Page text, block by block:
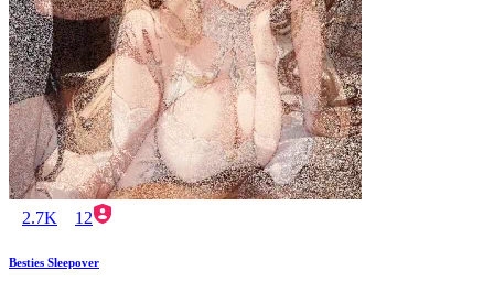
2.7K 12
Besties Sleepover